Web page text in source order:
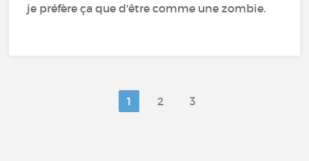
je préfère ça que d'être comme une zombie.
1 2 3